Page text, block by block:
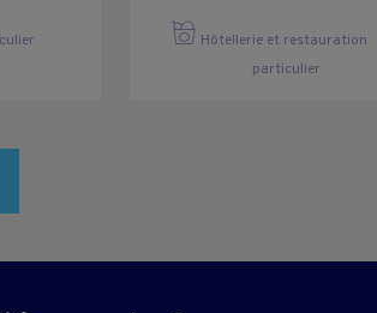
Hôtellerie et restauration
particulier